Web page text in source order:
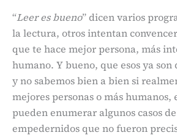
“Leer es bueno” dicen varios
la lectura, otros intentan
que te hace mejor persona, más
humano. Y bueno, que esos ya son
y no sabemos bien a bien si
mejores personas o más humanos,
pueden enumerar algunos casos
empedernidos que no fueron